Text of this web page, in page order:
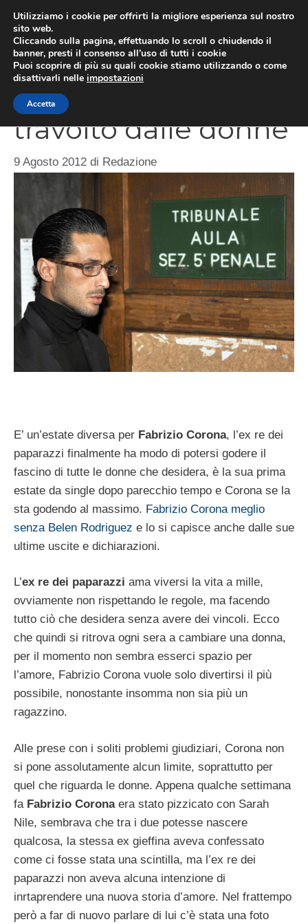
contenuto
Fabrizio Corona
travolto dalle donne
9 Agosto 2012 di Redazione
E’ un’estate diversa per Fabrizio Corona, l’ex re dei
paparazzi finalmente ha modo di potersi godere il
fascino di tutte le donne che desidera, è la sua prima
estate da single dopo parecchio tempo e Corona se la
sta godendo al massimo. Fabrizio Corona meglio
senza Belen Rodriguez e lo si capisce anche dalle sue
ultime uscite e dichiarazioni.
L’ex re dei paparazzi ama viversi la vita a mille,
ovviamente non rispettando le regole, ma facendo
tutto ciò che desidera senza avere dei vincoli. Ecco
che quindi si ritrova ogni sera a cambiare una donna,
per il momento non sembra esserci spazio per
l’amore, Fabrizio Corona vuole solo divertirsi il più
possibile, nonostante insomma non sia più un
ragazzino.
Alle prese con i soliti problemi giudiziari, Corona non
si pone assolutamente alcun limite, soprattutto per
quel che riguarda le donne. Appena qualche settimana
fa Fabrizio Coronaera stato pizzicato con Sarah
Nile, sembrava che tra i due potesse nascere
qualcosa, la stessa ex gieffina aveva confessato
come ci fosse stata una scintilla, ma l’ex re dei
paparazzi non aveva alcuna intenzione di
inrtaprendere una nuova storia d’amore. Nel frattempo
però a far di nuovo parlare di lui c’è stata una foto
Utilizziamo i cookie per offrirti la migliore esperienza sul nostro
sito web.
Cliccando sulla pagina, effettuando lo scroll o chiudendo il
banner, presti il consenso all’uso di tutti i cookie
Puoi scoprire di più su quali cookie stiamo utilizzando o come
disattivarli nelle impostazioni
Accetta